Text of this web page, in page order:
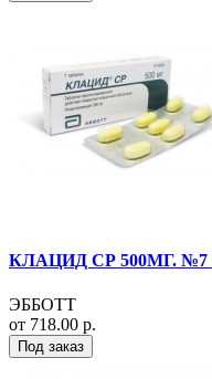
КЛАЦИД СР 500МГ.
ЭББОТТ
от 718.00 р.
Под заказ